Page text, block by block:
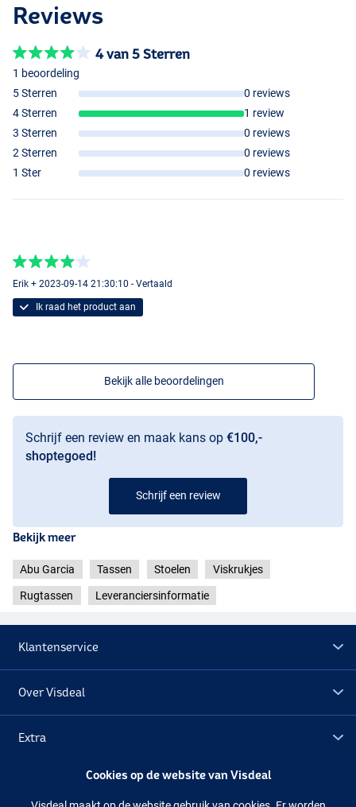
Reviews
4 van 5 Sterren
1 beoordeling
5 Sterren
0 reviews
4 Sterren
1 review
3 Sterren
0 reviews
2 Sterren
0 reviews
1 Ster
0 reviews
Erik + 2023-09-14 21:30:10 - Vertaald
Ik raad het product aan
Bekijk alle beoordelingen
Schrijf een review en maak kans op €100,-
shoptegoed!
Schrijf een review
Bekijk meer
Abu Garcia Tassen Stoelen Viskrukjes
Rugtassen Leveranciersinformatie
Klantenservice
Over Visdeal
Extra
Cookies op de website van Visdeal